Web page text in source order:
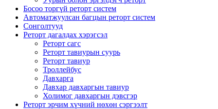
Босоо торгүй реторт систем
Автоматжуулсан багцын реторт систем
Сонголтууд
Реторт дагалдах хэрэгсэл
Реторт сагс
Реторт тавиурын суурь
Реторт тавиур
Троллейбус
Давхарга
Давхар давхаргын тавиур
Холимог давхаргын дэвсгэр
Реторт эрчим хүчний нөхөн сэргээлт